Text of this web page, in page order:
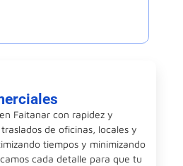
Faitanar con rapidez y
de oficinas, locales y
tiempos y minimizando
cada detalle para que tu